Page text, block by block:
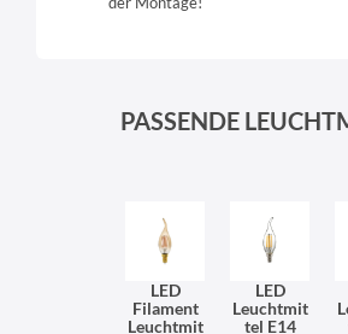
PASSENDE
LED
Filament
Leuchtmit
LED
Leuchtmit
tel E14